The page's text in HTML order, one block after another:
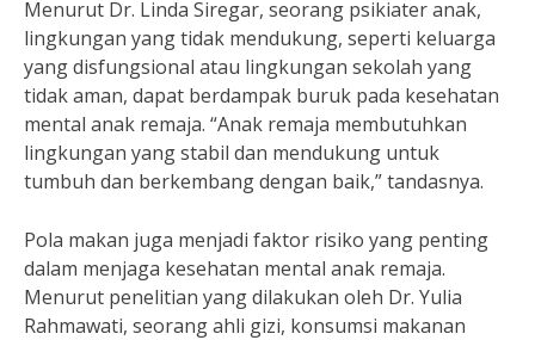
Menurut Dr. Linda Siregar, seorang psikiater anak,
lingkungan yang tidak mendukung, seperti keluarga
yang disfungsional atau lingkungan sekolah yang
tidak aman, dapat berdampak buruk pada kesehatan
mental anak remaja. “Anak remaja membutuhkan
lingkungan yang stabil dan mendukung untuk
tumbuh dan berkembang dengan baik,” tandasnya.
Pola makan juga menjadi faktor risiko yang penting
dalam menjaga kesehatan mental anak remaja.
Menurut penelitian yang dilakukan oleh Dr. Yulia
Rahmawati, seorang ahli gizi, konsumsi makanan